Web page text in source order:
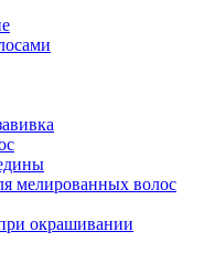
мелированных волос
окрашивании